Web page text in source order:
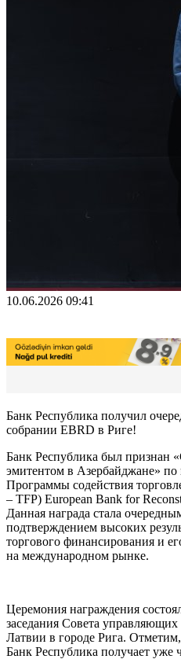
10.06.2026 09:41
Банк Республика получил
собрании EBRD в Риге!
Банк Республика был признан
эмитентом в Азербайджане» по
Программы содействия
– TFP) European Bank for
Данная награда стала
подтверждением высоких
торгового финансирования и
на международном рынке.
Церемония награждения
заседания Совета
Латвии в городе Рига.
Банк Республика получает уже